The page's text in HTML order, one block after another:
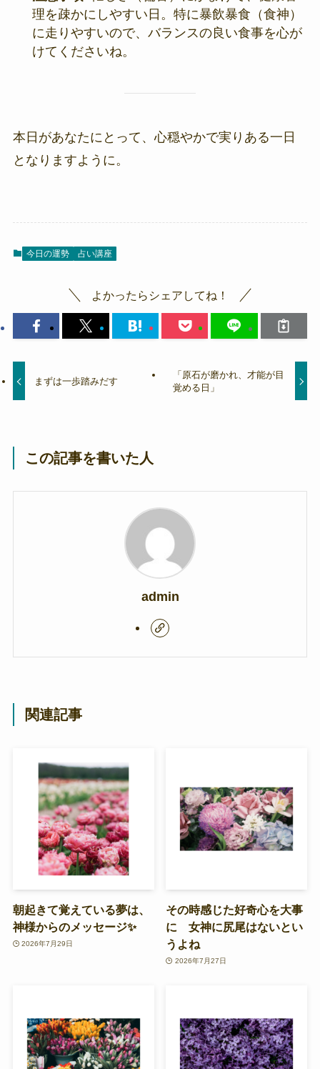
理を疎かにしやすい日。特に暴飲暴食（食神）
に走りやすいので、バランスの良い食事を心が
けてくださいね。
本日があなたにとって、心穏やかで実りある一日
となりますように。
今日の運勢 占い講座
よかったらシェアしてね！
まずは一歩踏みだす
「原石が磨かれ、才能が目
覚める日」
この記事を書いた人
admin
関連記事
朝起きて覚えている夢は、
神様からのメッセージ✨
2026年7月29日
その時感じた好奇心を大事
に 女神に尻尾はないとい
うよね
2026年7月27日